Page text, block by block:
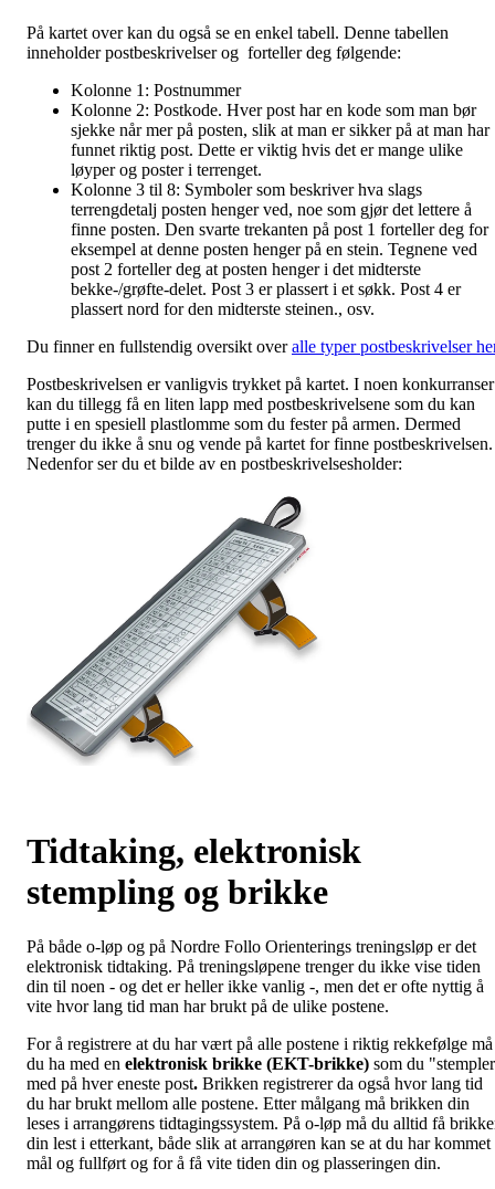
På kartet over kan du også se en enkel tabell. Denne tabellen
inneholder postbeskrivelser og forteller deg følgende:
Kolonne 1: Postnummer
Kolonne 2: Postkode. Hver post har en kode som man bør
sjekke når mer på posten, slik at man er sikker på at man har
funnet riktig post. Dette er viktig hvis det er mange ulike
løyper og poster i terrenget.
Kolonne 3 til 8: Symboler som beskriver hva slags
terrengdetalj posten henger ved, noe som gjør det lettere å
finne posten. Den svarte trekanten på post 1 forteller deg for
eksempel at denne posten henger på en stein. Tegnene ved
post 2 forteller deg at posten henger i det midterste
bekke-/grøfte-delet. Post 3 er plassert i et søkk. Post 4 er
plassert nord for den midterste steinen., osv.
Du finner en fullstendig oversikt overalle typer postbeskrivelser
Postbeskrivelsen er vanligvis trykket på kartet. I noen konkurranser
kan du tillegg få en liten lapp med postbeskrivelsene som du kan
putte i en spesiell plastlomme som du fester på armen. Dermed
trenger du ikke å snu og vende på kartet for finne postbeskrivelsen.
Nedenfor ser du et bilde av en postbeskrivelsesholder:
Tidtaking, elektronisk
stempling og brikke
På både o-løp og på Nordre Follo Orienterings treningsløp er det
elektronisk tidtaking. På treningsløpene trenger du ikke vise tiden
din til noen - og det er heller ikke vanlig -, men det er ofte nyttig å
vite hvor lang tid man har brukt på de ulike postene.
For å registrere at du har vært på alle postene i riktig rekkefølge må
du ha med en elektronisk brikke (EKT-brikke) som du
med på hver eneste post. Brikken registrerer da også hvor lang tid
du har brukt mellom alle postene. Etter målgang må brikken din
leses i arrangørens tidtagingssystem. På o-løp må du alltid få
din lest i etterkant, både slik at arrangøren kan se at du har kommet
mål og fullført og for å få vite tiden din og plasseringen din.